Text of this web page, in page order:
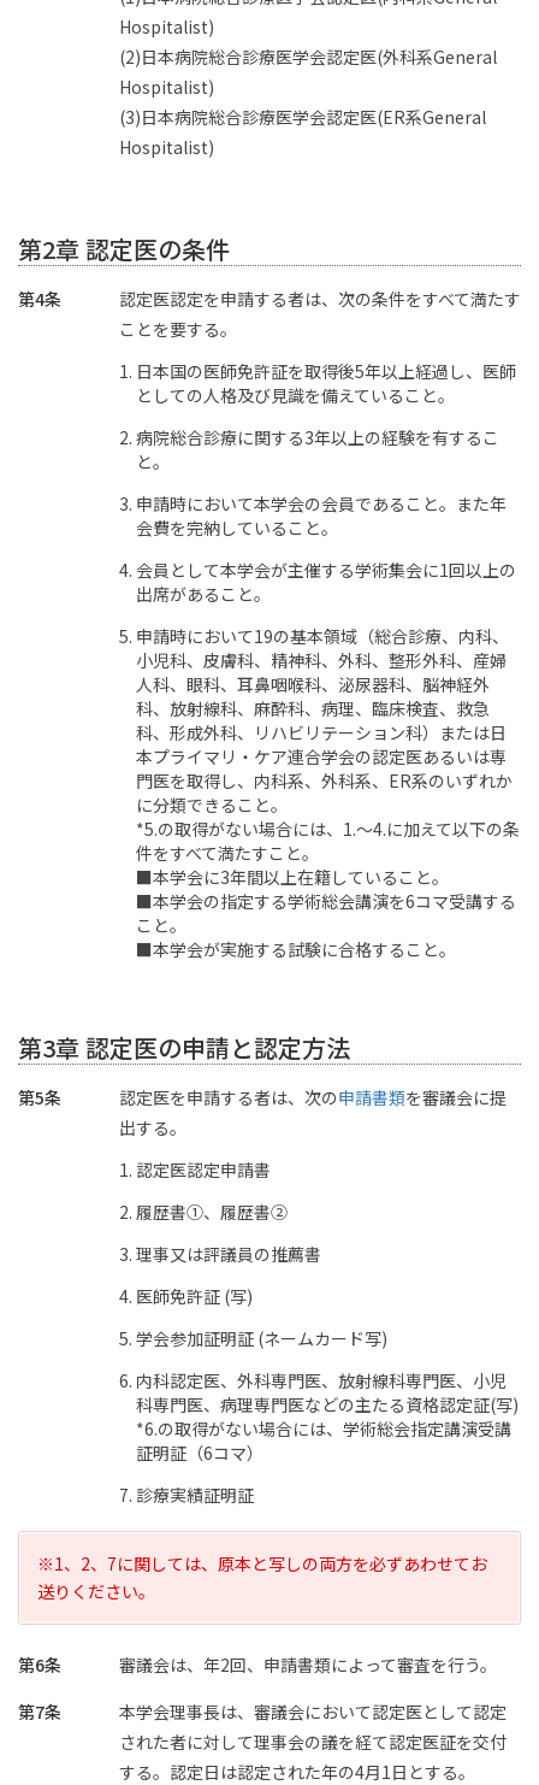
Hospitalist)
(2)日本病院総合診療医学会認定医(外科系General
Hospitalist)
(3)日本病院総合診療医学会認定医(ER系General
Hospitalist)
第2章 認定医の条件
第4条
認定医認定を申請する者は、次の条件をすべて満たす
ことを要する。
日本国の医師免許証を取得後5年以上経過し、医師
としての人格及び見識を備えていること。
病院総合診療に関する3年以上の経験を有するこ
と。
申請時において本学会の会員であること。また年
会費を完納していること。
会員として本学会が主催する学術集会に1回以上の
出席があること。
申請時において19の基本領域（総合診療、内科、
小児科、皮膚科、精神科、外科、整形外科、産婦
人科、眼科、耳鼻咽喉科、泌尿器科、脳神経外
科、放射線科、麻酔科、病理、臨床検査、救急
科、形成外科、リハビリテーション科）または日
本プライマリ・ケア連合学会の認定医あるいは専
門医を取得し、内科系、外科系、ER系のいずれか
に分類できること。
*5.の取得がない場合には、1.〜4.に加えて以下の条
件をすべて満たすこと。
■本学会に3年間以上在籍していること。
■本学会の指定する学術総会講演を6コマ受講する
こと。
■本学会が実施する試験に合格すること。
第3章 認定医の申請と認定方法
第5条 認定医を申請する者は、次の申請書類を審議会に提
出する。
認定医認定申請書
履歴書①、履歴書②
理事又は評議員の推薦書
医師免許証 (写)
学会参加証明証 (ネームカード写)
内科認定医、外科専門医、放射線科専門医、小児
科専門医、病理専門医などの主たる資格認定証(写)
*6.の取得がない場合には、学術総会指定講演受講
証明証（6コマ）
診療実績証明証
※1、2、7に関しては、原本と写しの両方を必ずあわせてお
送りください。
第6条
審議会は、年2回、申請書類によって審査を行う。
第7条
本学会理事長は、審議会において認定医として認定
された者に対して理事会の議を経て認定医証を交付
する。認定日は認定された年の4月1日とする。